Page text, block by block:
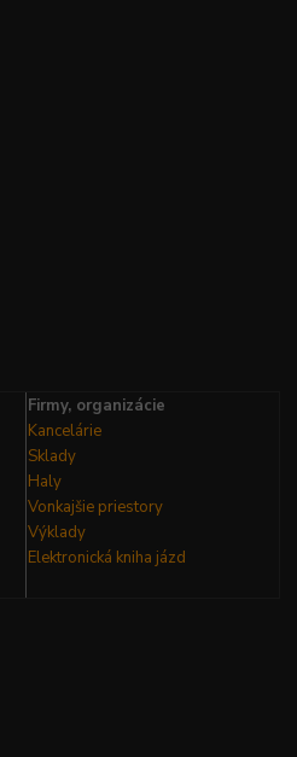
Firmy, organizácie
Kancelárie
Sklady
Haly
Vonkajšie priestory
Výklady
Elektronická kniha jázd